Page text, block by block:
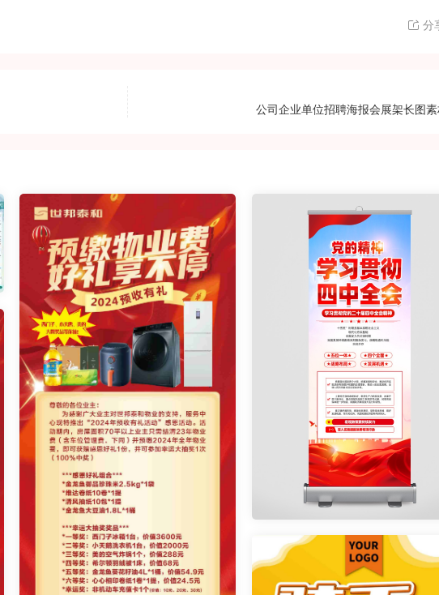
分
公司企业单位招聘海报会展架长图